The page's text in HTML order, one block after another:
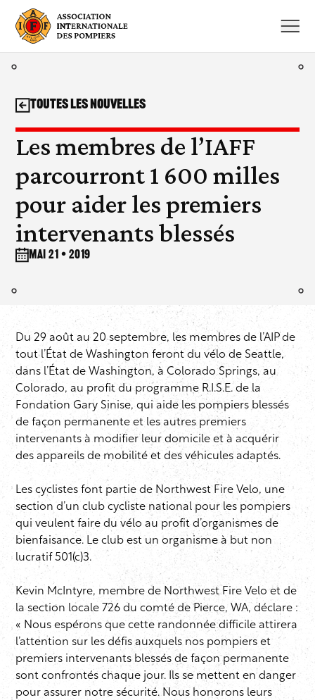
contenu
Les membres de l’IAFF
parcourront 1 600 milles
pour aider les premiers
intervenants blessés
mai 21 • 2019
Toutes les nouvelles
Du 29 août au 20 septembre, les membres de l’AIP de
tout l’État de Washington feront du vélo de Seattle,
dans l’État de Washington, à Colorado Springs, au
Colorado, au profit du programme R.I.S.E. de la
Fondation Gary Sinise, qui aide les pompiers blessés
de façon permanente et les autres premiers
intervenants à modifier leur domicile et à acquérir
des appareils de mobilité et des véhicules adaptés.
Les cyclistes font partie de Northwest Fire Velo, une
section d’un club cycliste national pour les pompiers
qui veulent faire du vélo au profit d’organismes de
bienfaisance. Le club est un organisme à but non
lucratif 501(c)3.
Kevin McIntyre, membre de Northwest Fire Velo et de
la section locale 726 du comté de Pierce, WA, déclare :
« Nous espérons que cette randonnée difficile attirera
l’attention sur les défis auxquels nos pompiers et
premiers intervenants blessés de façon permanente
sont confrontés chaque jour. Ils se mettent en danger
pour assurer notre sécurité. Nous honorons leurs